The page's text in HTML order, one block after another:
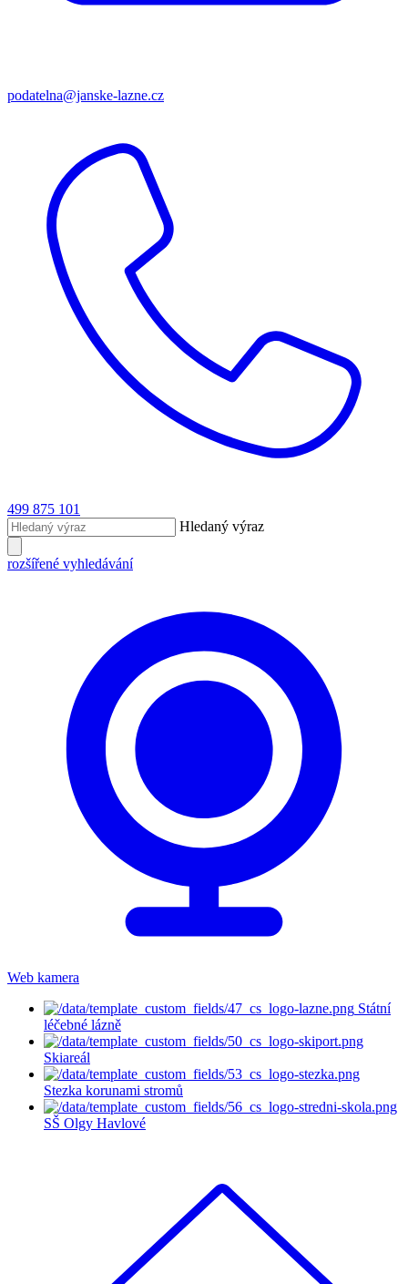
podatelna@janske-lazne.cz
499 875 101
Hledaný výraz
rozšířené vyhledávání
Web kamera
Státní
léčebné lázně
Skiareál
Stezka korunami stromů
SŠ Olgy Havlové